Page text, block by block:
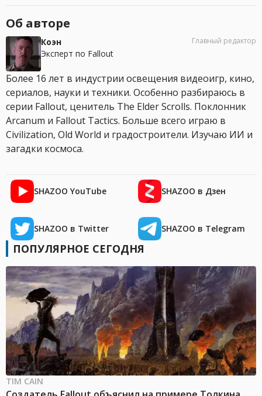
Об авторе
Коэн
Эксперт по Fallout
Главный редактор
Более 16 лет в индустрии освещения видеоигр, кино,
сериалов, науки и техники. Особенно разбираюсь в
серии Fallout, ценитель The Elder Scrolls. Поклонник
Arcanum и Fallout Tactics. Больше всего играю в
Civilization, Old World и градостроители. Изучаю ИИ и
загадки космоса.
SHAZOO YouTube SHAZOO в Дзен
SHAZOO в Twitter SHAZOO в Telegram
ПОПУЛЯРНОЕ СЕГОДНЯ
TIM CAIN